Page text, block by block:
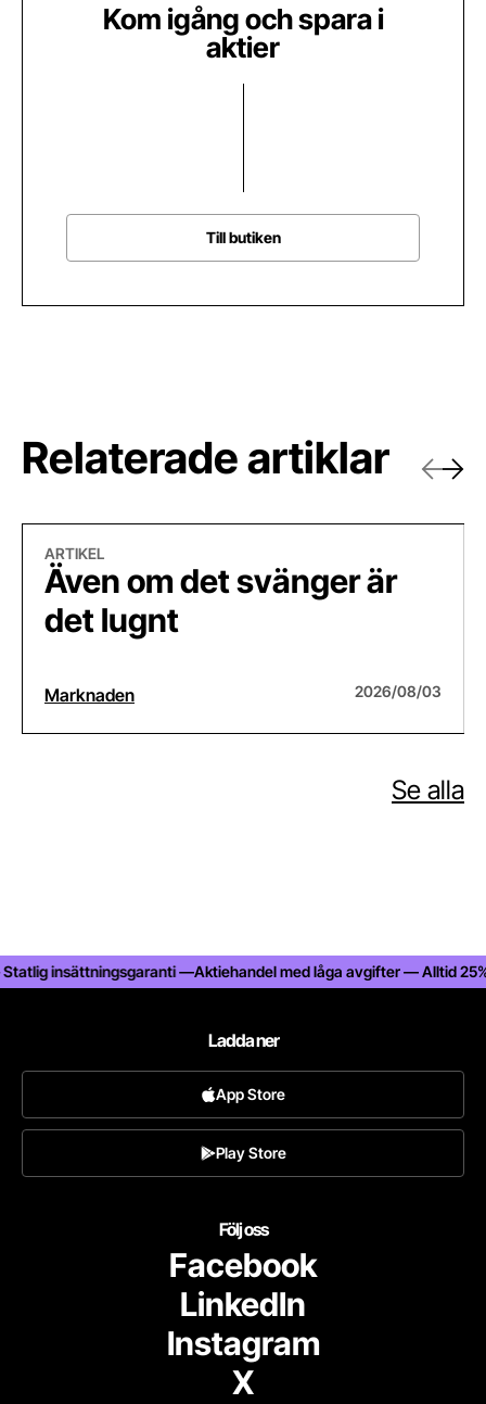
Kom igång och spara i
aktier
Till butiken
Relaterade artiklar
ARTIKEL
Även om det svänger är
det lugnt
Marknaden 2026/08/03
Se alla
insättningsgaranti —Aktiehandel med låga avgifter — Alltid 25%
Ladda ner
App Store
Play Store
Följ oss
Facebook
LinkedIn
Instagram
X